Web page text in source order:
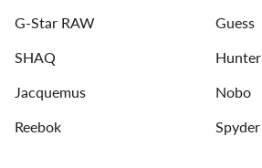
G-Star RAW
Guess
SHAQ
Hunter
Jacquemus
Nobo
Reebok
Spyder